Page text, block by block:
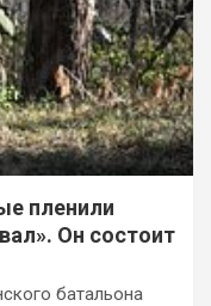
пленили
Он состоит
батальона